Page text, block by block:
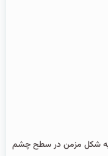
شکل مزمن در سطح چشم